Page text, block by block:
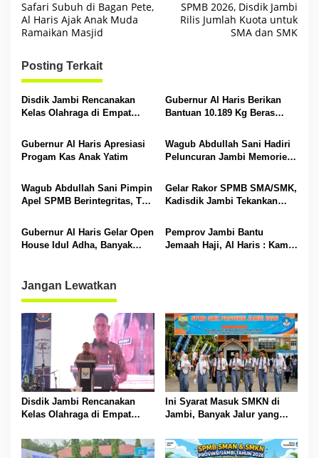
a
v
i
g
a
s
i
p
s
Safari Subuh di Bagan Pete,
Al Haris Ajak Anak Muda
Ramaikan Masjid
SPMB 2026, Disdik Jambi
Rilis Jumlah Kuota untuk
SMA dan SMK
Posting Terkait
Disdik Jambi Rencanakan
Kelas Olahraga di Empat
Gubernur Al Haris Berikan
Bantuan 10.189 Kg Beras
Sarolangun
Gubernur Al Haris Apresiasi
Progam Kas Anak Yatim
Wagub Abdullah Sani Hadiri
Peluncuran Jambi Memories
Wagub Abdullah Sani Pimpin
Apel SPMB Berintegritas, Tak
Gelar Rakor SPMB SMA/SMK,
Kadisdik Jambi Tekankan
Gratifikasi
Gubernur Al Haris Gelar Open
House Idul Adha, Banyak
Pemprov Jambi Bantu
Jemaah Haji, Al Haris : Kami
Jangan Lewatkan
Disdik Jambi Rencanakan
Kelas Olahraga di Empat
Ini Syarat Masuk SMKN di
Jambi, Banyak Jalur yang